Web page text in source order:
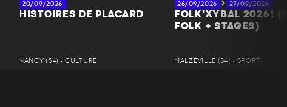
20/09/2026
HISTOIRES DE PLACARD
NANCY (54) • CULTURE
26/09/2026 27/09/2026
FOLK'XYBAL 2026 !
FOLK + STAGES)
MALZÉVILLE (54) • SPORT